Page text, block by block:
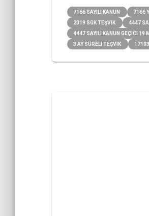
7166 SAYILI KANUN
7166
2019 SGK TEŞVIK
4447
4447 SAYILI KANUN GEÇICI 19
3 AY SÜRELI TEŞVIK
17103